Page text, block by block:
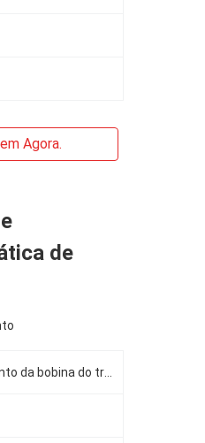
Agora.
de